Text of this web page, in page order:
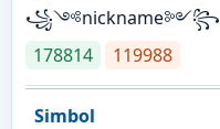
꧁༺nickname༻꧂
178814
119988
Simbol